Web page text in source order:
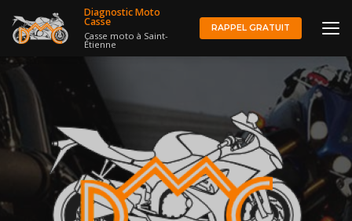
au
contenu
Diagnostic Moto
Casse
Casse moto à Saint-
Étienne
RAPPEL GRATUIT